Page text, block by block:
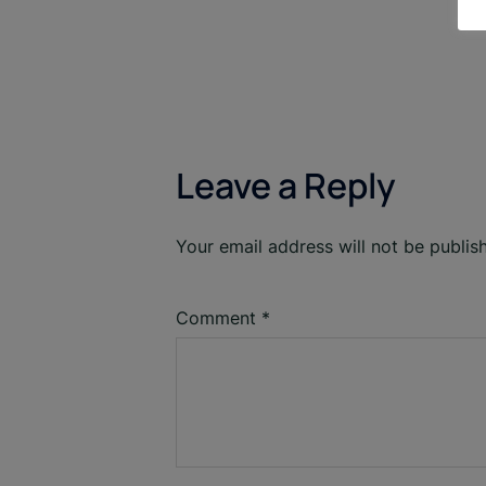
Leave a Reply
Your email address will not be
Comment *